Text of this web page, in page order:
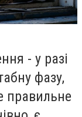
- у разі
фазу,
правильне